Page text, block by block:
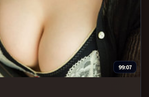
99:07